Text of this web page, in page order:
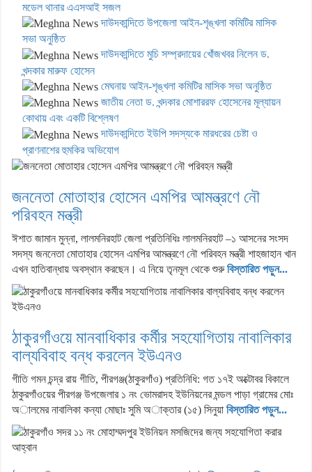
মডেল থানার এএসআই সজল
দাউদকান্দিতে উপজেলা আইন-শৃঙ্খলা কমিটির মাসিক
সভা অনুষ্ঠিত
দাউদকান্দিতে মুচি সম্প্রদায়ের খোঁজখবর নিলেন ড.
খন্দকার মারুফ হোসেন
মেঘনায় আইন-শৃঙ্খলা কমিটির মাসিক সভা অনুষ্ঠিত
জাতীয় নেতা ড. খন্দকার মোশাররফ হোসেনের মূল্যায়ন
কোথায় এবং একটি বিশ্লেষণ
দাউদকান্দিতে ইউপি সদস্যকে মারধরের চেষ্টা ও
প্রাণনাশের হুমকির অভিযোগ
জননেতা মোতাহার হোসেন এমপির আমন্ত্রণে নৌ
পরিবহন মন্ত্রী
ঈশাত জামান মুন্না, লালমনিরহাট জেলা প্রতিনিধিঃ লালমনিরহাট –১ আসনের সংসদ
সদস্য জননেতা মোতাহার হোসেন এমপির আমন্ত্রণে নৌ পরিবহন মন্ত্রী শাহজাহান খান
এখন হাতিবান্ধায় অবস্থান করছেন। এ নিয়ে তৃনমূল থেকে শুরুবিস্তারিত পড়ুন...
ঠাকুরগাঁওয়ে মানবাধিকার কর্মীর সহযোগিতায় নাবালিকার
বাল্যবিবাহ বন্ধ করলেন ইউএনও
গীতি গমন চন্দ্র রায় গীতি, পীরগঞ্জ(ঠাকুরগাঁও) প্রতিনিধি: গত ১৭ই অক্টোবর বিকালে
ঠাকুরগাঁওয়ের পীরগঞ্জ উপজেলার ১ নং ভোমরাদহ ইউনিয়নের মন্ডল পাড়া গ্রামের মোঃ
অালমের নাবালিকা কন্যা মোছাঃ সুমি অাক্তার (১৫) সিনুয়া বিস্তারিত পড়ুন...